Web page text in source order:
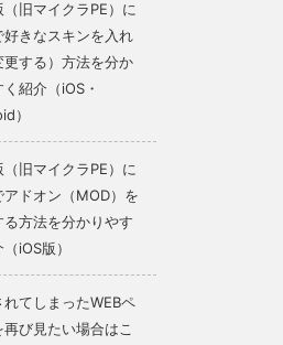
（旧マイクラPE）に
好きなスキンを入れ
更する）方法を分か
く紹介（iOS・
）
（旧マイクラPE）に
アドオン（MOD）を
る方法を分かりやす
iOS版）
れてしまったWEBペ
再び見たい場合はこ